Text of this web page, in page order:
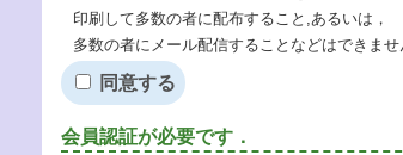
印刷して多数の者に配布すること,あるいは，
多数の者にメール配信することなどはできませ
同意する
会員認証が必要です．